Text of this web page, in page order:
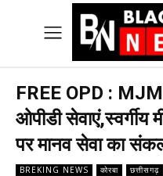
FREE OPD :
ओपीडी सेवाएं,स्वर्गीय
पर मानव सेवा का
BREKING NEWS कोरबा छत्तीसगढ़